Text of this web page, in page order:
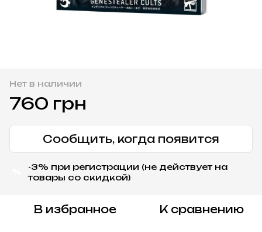
Нет в наличии
760 грн
Сообщить, когда появится
-3% при регистрации (не действует на
товары со скидкой)
В избранное К сравнению